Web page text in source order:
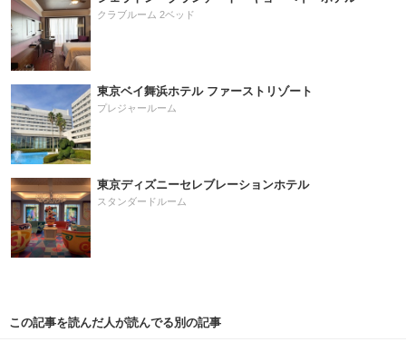
クラブルーム 2ベッド
東京ベイ舞浜ホテル ファーストリゾート
プレジャールーム
東京ディズニーセレブレーションホテル
スタンダードルーム
この記事を読んだ人が読んでる別の記事